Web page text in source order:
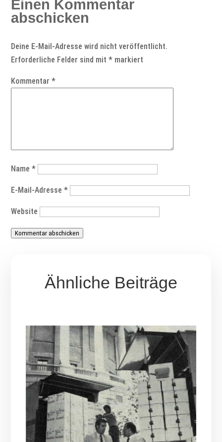
Einen Kommentar
abschicken
Deine E-Mail-Adresse wird nicht veröffentlicht.
Erforderliche Felder sind mit* markiert
Kommentar*
Name*
E-Mail-Adresse*
Website
Kommentar abschicken
Ähnliche Beiträge